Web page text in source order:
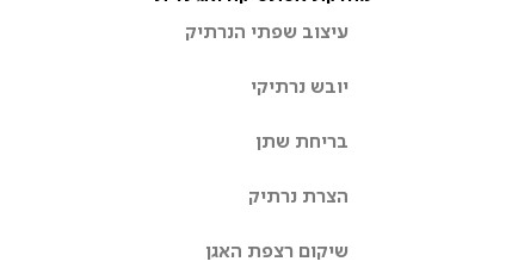
עיצוב שפתי הנרתיק
יובש נרתיקי
בריחת שתן
הצרת נרתיק
שיקום רצפת האגן